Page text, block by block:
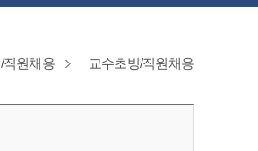
직원채용 교수초빙/직원채용